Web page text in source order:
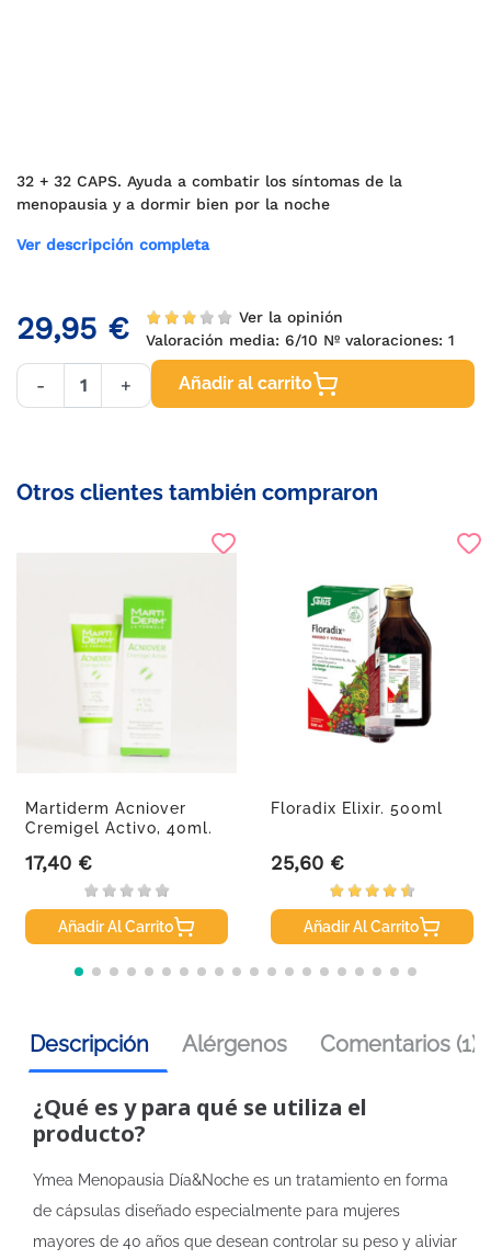
32 + 32 CAPS. Ayuda a combatir los síntomas de la
menopausia y a dormir bien por la noche
Ver descripción completa
29,95 €
Ver la opinión
Valoración media: 6/10 Nº valoraciones: 1
- + Añadir al carrito
Otros clientes también compraron
Martiderm Acniover
Cremigel Activo, 40ml.
Precio
17,40 €
Añadir Al Carrito
Floradix Elixir. 500ml
Precio
25,60 €
Añadir Al Carrito
Descripción Alérgenos Comentarios (1)
¿Qué es y para qué se utiliza el
producto?
Ymea Menopausia Día&Noche es un tratamiento en forma
de cápsulas diseñado especialmente para mujeres
mayores de 40 años que desean controlar su peso y aliviar